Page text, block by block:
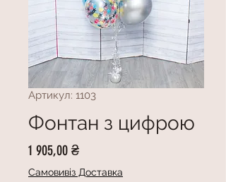
Артикул: 1103
Фонтан з цифрою
1 905,00 ₴Ціна
Самовивіз Доставка